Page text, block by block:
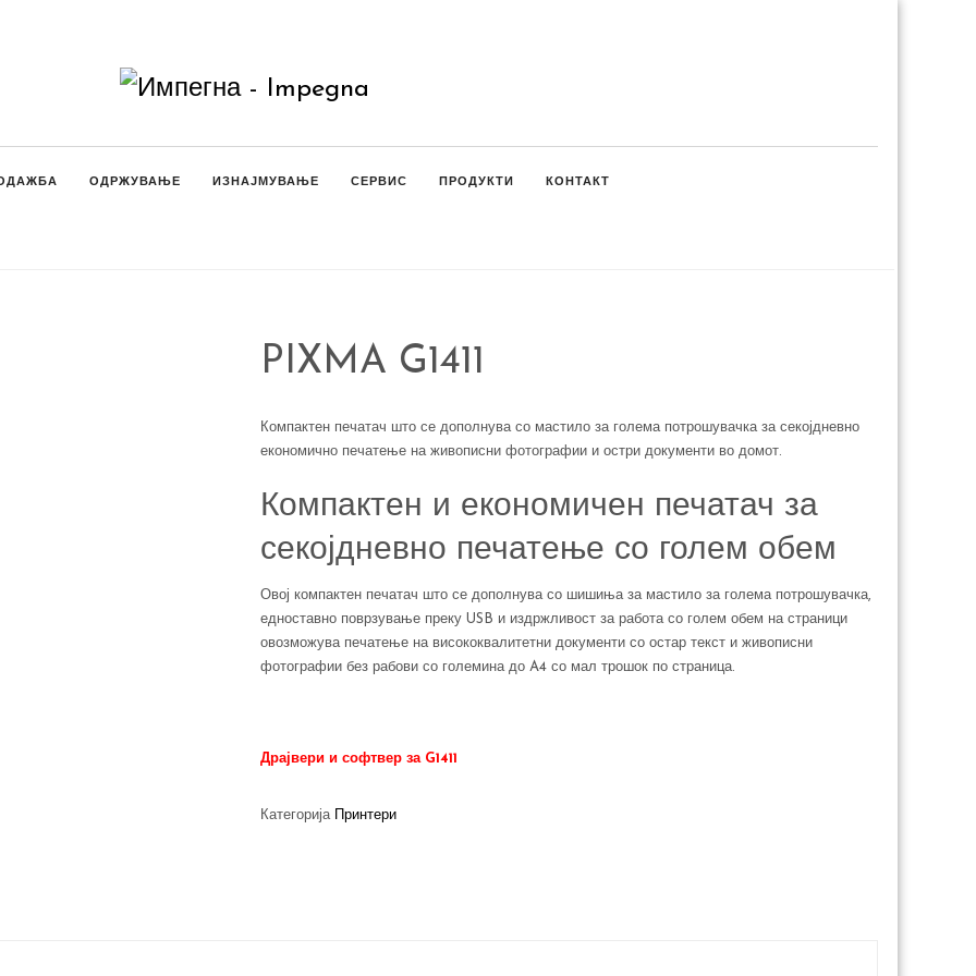
ОДРЖУВАЊЕ ИЗНАЈМУВАЊЕ СЕРВИС ПРОДУКТИ КОНТАКТ
PIXMA G1411
Компактен печатач што се дополнува со мастило за голема потрошувачка за секојдневно
економично печатење на живописни фотографии и остри документи во домот.
Компактен и економичен печатач за
секојдневно печатење со голем обем
Овој компактен печатач што се дополнува со шишиња за мастило за голема потрошувачка,
едноставно поврзување преку USB и издржливост за работа со голем обем на страници
овозможува печатење на висококвалитетни документи со остар текст и живописни
фотографии без рабови со големина до A4 со мал трошок по страница.
Драјвери и софтвер за G1411
Категорија Принтери